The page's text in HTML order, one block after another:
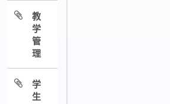
教
学
管
理
学
生